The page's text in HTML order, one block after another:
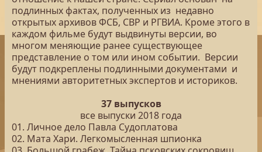
подлинных фактах, полученных из недавно
открытых архивов ФСБ, СВР и РГВИА. Кроме этого в
каждом фильме будут выдвинуты версии, во
многом меняющие ранее существующее
представление о том или ином событии. Версии
будут подкреплены подлинными документами и
мнениями авторитетных экспертов и историков.
37 выпусков
все выпуски 2018 года
01. Личное дело Павла Судоплатова
02. Мата Хари. Легкомысленная шпионка